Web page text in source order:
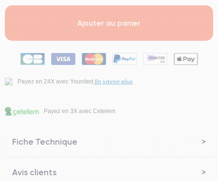
Ajouter au panier
Payez en 24X avec Younited En savoir plus
Payez en 3X avec Cetelem
Fiche Technique
Avis clients